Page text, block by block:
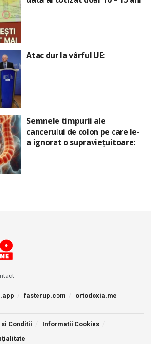
Atac dur la vârful UE:
Semnele timpurii ale
cancerului de colon pe care le-
a ignorat o supraviețuitoare:
fasterup.com ortodoxia.me
Conditii
Informatii Cookies